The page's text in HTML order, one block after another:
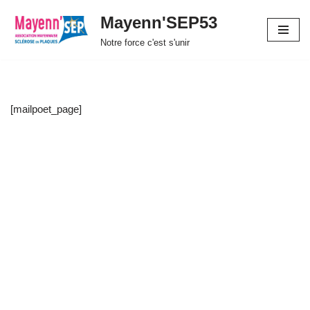
Aller
Mayenn'SEP53
Notre force c'est s'unir
[mailpoet_page]